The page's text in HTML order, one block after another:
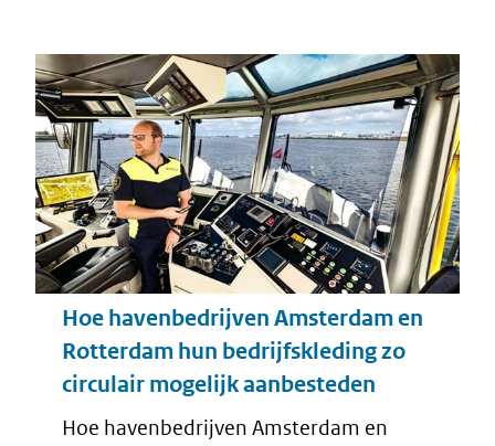
Resultaten
Hoe havenbedrijven Amsterdam en
Rotterdam hun bedrijfskleding zo
circulair mogelijk aanbesteden
Hoe havenbedrijven Amsterdam en